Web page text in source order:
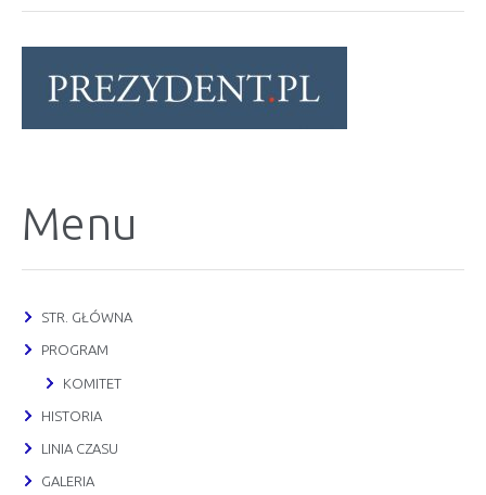
Menu
STR. GŁÓWNA
PROGRAM
KOMITET
HISTORIA
LINIA CZASU
GALERIA